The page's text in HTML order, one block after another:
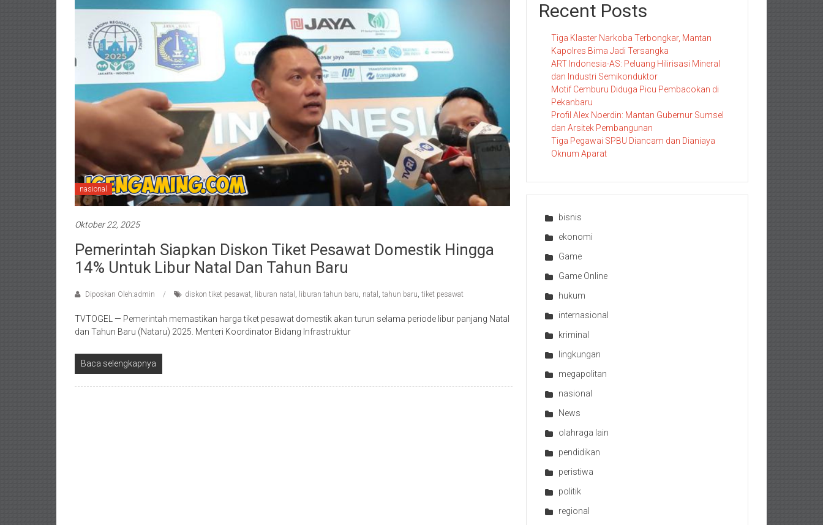
nasional
Oktober 22, 2025
Pemerintah Siapkan Diskon Tiket Pesawat Domestik Hingga
14% Untuk Libur Natal Dan Tahun Baru
Diposkan Oleh:admin diskon tiket pesawat, liburan natal , liburan tahun baru, natal , tahun baru, tiket pesawat
TVTOGEL — Pemerintah memastikan harga tiket pesawat domestik akan turun selama periode libur panjang Natal
dan Tahun Baru (Nataru) 2025. Menteri Koordinator Bidang Infrastruktur
Baca selengkapnya
Recent Posts
Tiga Klaster Narkoba Terbongkar, Mantan
Kapolres Bima Jadi Tersangka
ART Indonesia-AS: Peluang Hilirisasi Mineral
dan Industri Semikonduktor
Motif Cemburu Diduga Picu Pembacokan di
Pekanbaru
Profil Alex Noerdin: Mantan Gubernur Sumsel
dan Arsitek Pembangunan
Tiga Pegawai SPBU Diancam dan Dianiaya
Oknum Aparat
bisnis
ekonomi
Game
Game Online
hukum
internasional
kriminal
lingkungan
megapolitan
nasional
News
olahraga lain
pendidikan
peristiwa
politik
regional